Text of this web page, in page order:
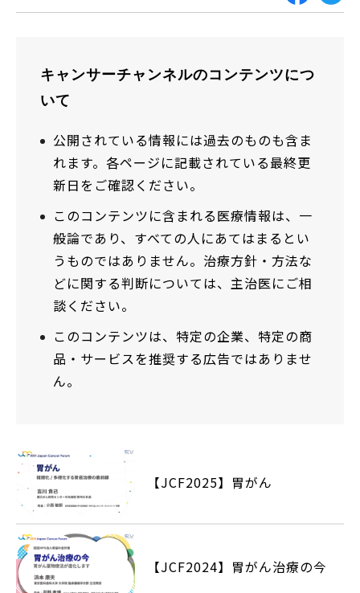
キャンサーチャンネルのコンテンツにつ
いて
公開されている情報には過去のものも含ま
れます。各ページに記載されている最終更
新日をご確認ください。
このコンテンツに含まれる医療情報は、一
般論であり、すべての人にあてはまるとい
うものではありません。治療方針・方法な
どに関する判断については、主治医にご相
談ください。
このコンテンツは、特定の企業、特定の商
品・サービスを推奨する広告ではありませ
ん。
【JCF2025】胃がん
【JCF2024】胃がん治療の今